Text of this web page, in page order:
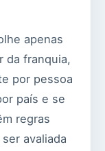
apenas
da franquia,
por pessoa
país e se
regras
avaliada